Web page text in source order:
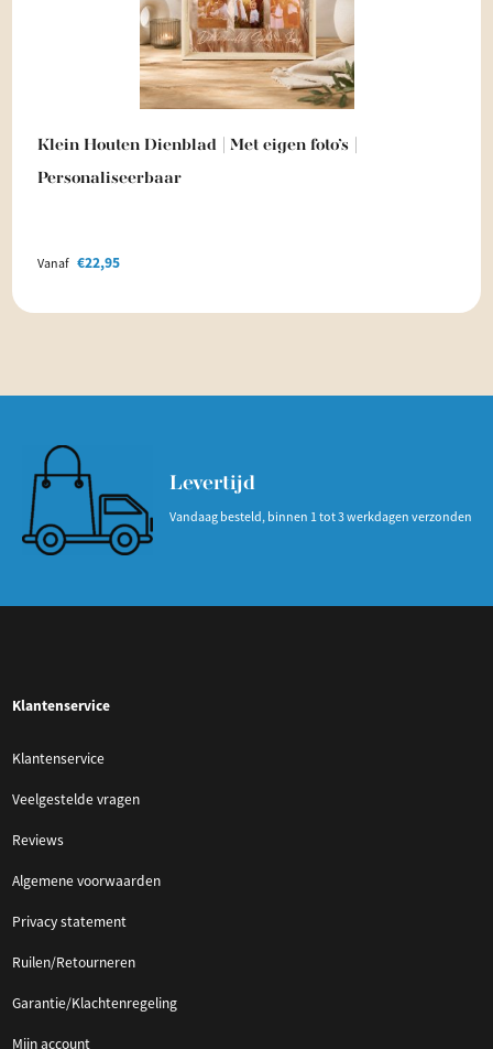
Klein Houten Dienblad | Met eigen foto’s |
Personaliseerbaar
Vanaf €22,95
Levertijd
Vandaag besteld, binnen 1 tot 3 werkdagen verzonden
Klantenservice
Klantenservice
Veelgestelde vragen
Reviews
Algemene voorwaarden
Privacy statement
Ruilen/Retourneren
Garantie/Klachtenregeling
Mijn account